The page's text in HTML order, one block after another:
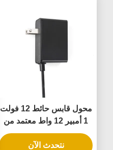
محول قابس حائط 12 فولت
1 أمبير 12 واط معتمد من
UL مع ضمان لمدة 3 سنوات
وحماية متعددة
نتحدث الآن